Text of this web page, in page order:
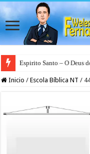
Espirito Santo – O Deus
Inicio / Escola Bíblica NT /